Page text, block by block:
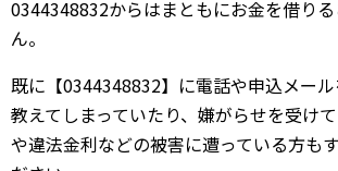
0344348832からはまともにお金を借り
ん。
既に【0344348832】に電話や申込メー
教えてしまっていたり、嫌がらせを受け
や違法金利などの被害に遭っている方も